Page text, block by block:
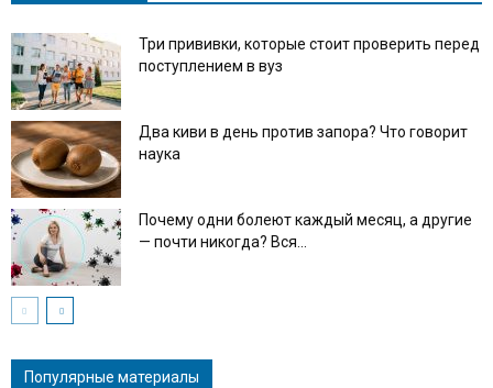
Три прививки, которые стоит проверить перед
поступлением в вуз
Два киви в день против запора? Что говорит
наука
Почему одни болеют каждый месяц, а другие
— почти никогда? Вся...
Популярные материалы